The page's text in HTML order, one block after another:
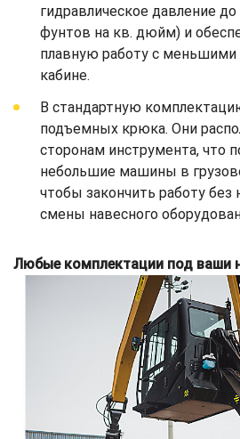
гидравлическое давление
фунтов на кв. дюйм) и
плавную работу с
кабине.
В стандартную
подъемных крюка. Они
сторонам инструмента, что
небольшие машины в
чтобы закончить работу без
смены навесного
Любые комплектации под ваши